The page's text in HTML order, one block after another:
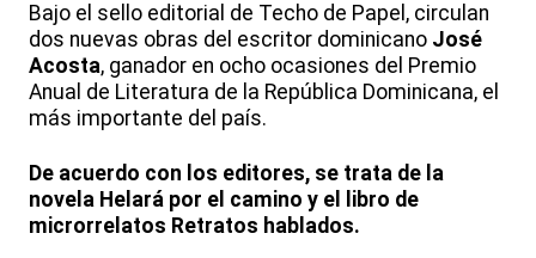
Bajo el sello editorial de Techo de Papel, circulan
dos nuevas obras del escritor dominicano José
Acosta, ganador en ocho ocasiones del Premio
Anual de Literatura de la República Dominicana, el
más importante del país.
De acuerdo con los editores, se trata de la
novela Helará por el camino y el libro de
microrrelatos Retratos hablados.